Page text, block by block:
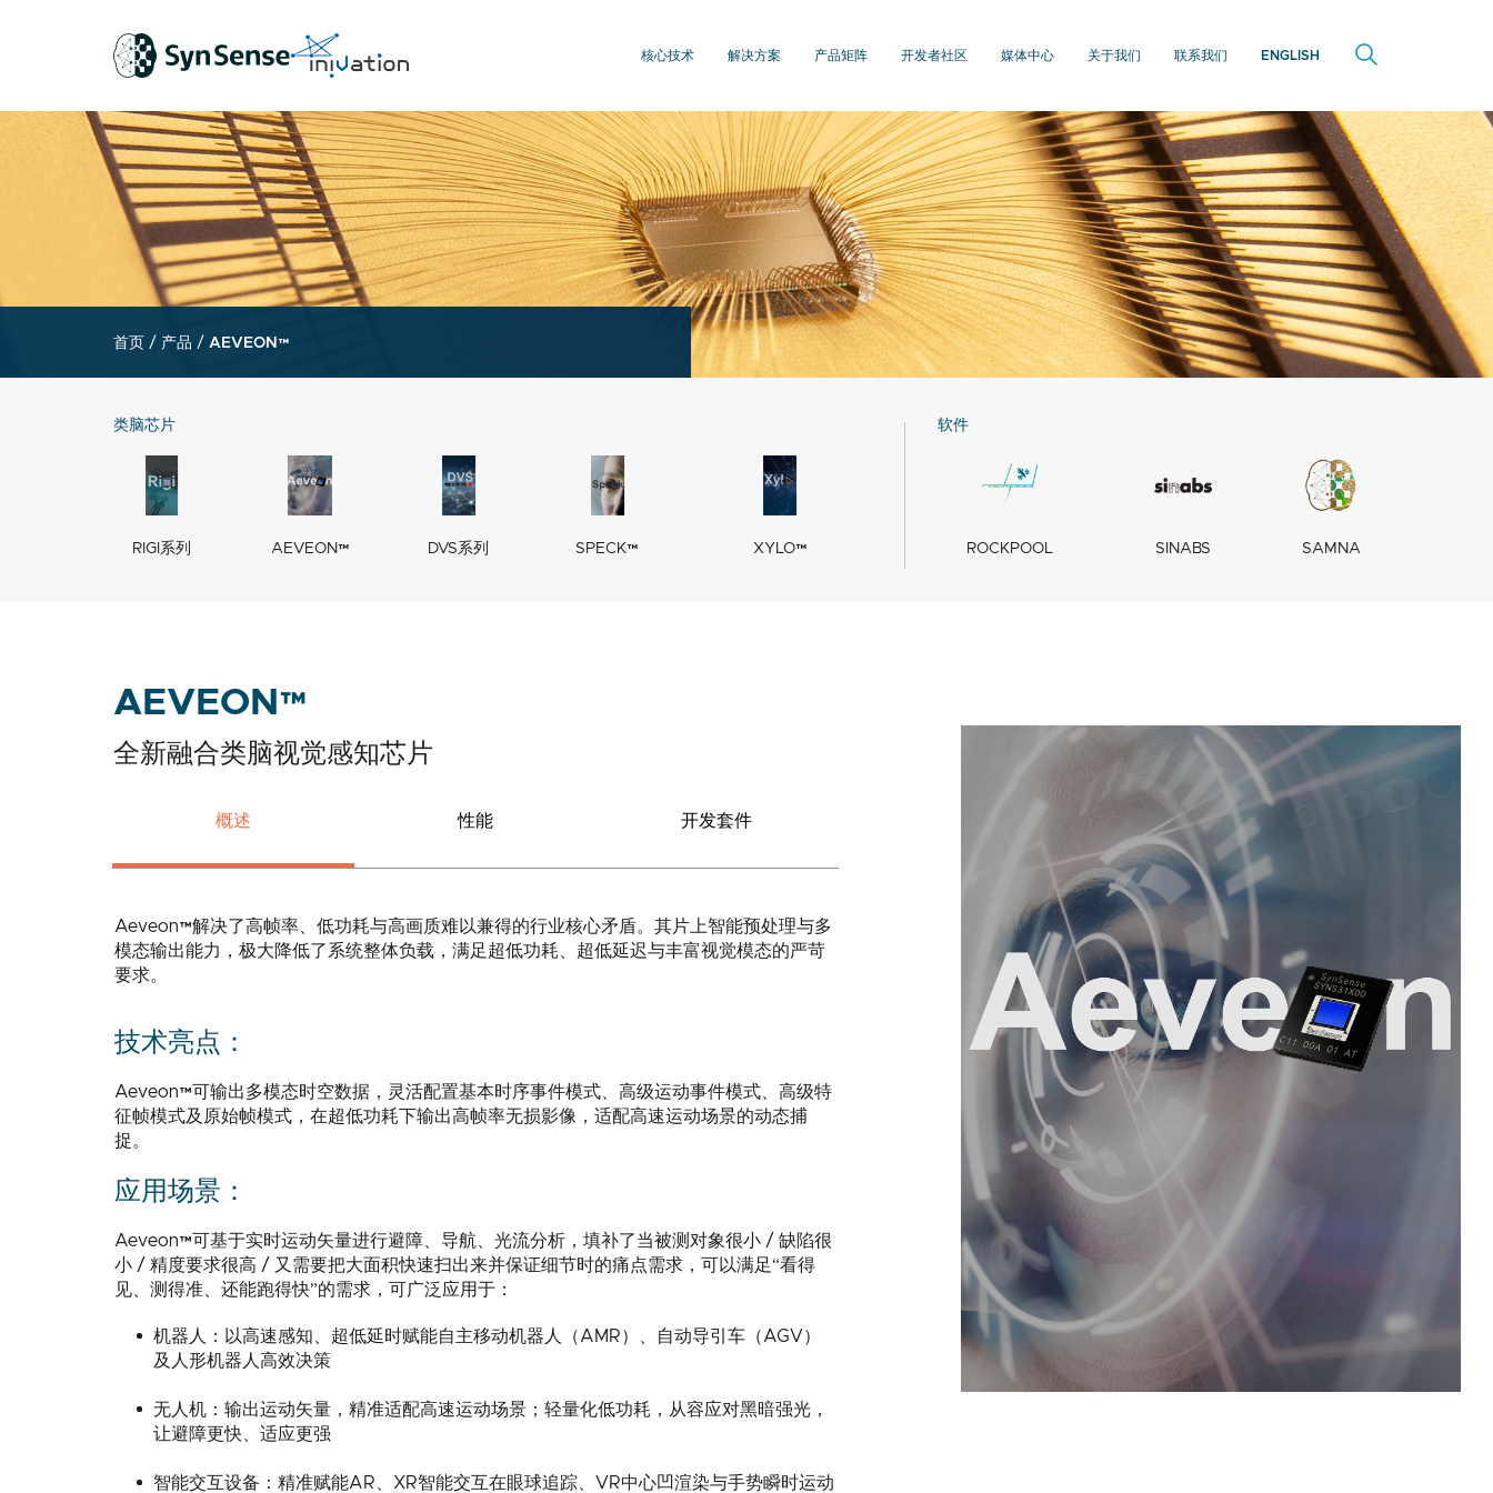
核心技术 解决方案 产品矩阵 开发者社区 媒体中心 关于我们 联系我们 ENGLISH
首页 / 产品 / AEVEON™
RIGI系列 AEVEON™ DVS系列 SPECK™ XYLO™ ROCKPOOL SINABS SAMNA
AEVEON™
全新融合类脑视觉感知芯片
概述 性能 开发套件
Aeveon™解决了高帧率、低功耗与高画质难以兼得的行业核心矛盾。其片上智能预处理与多
模态输出能力，极大降低了系统整体负载，满足超低功耗、超低延迟与丰富视觉模态的严苛
要求。
技术亮点：
Aeveon™可输出多模态时空数据，灵活配置基本时序事件模式、高级运动事件模式、高级特
征帧模式及原始帧模式，在超低功耗下输出高帧率无损影像，适配高速运动场景的动态捕
捉。
应用场景：
Aeveon™可基于实时运动矢量进行避障、导航、光流分析，填补了当被测对象很小 / 缺陷很
小 / 精度要求很高 / 又需要把大面积快速扫出来并保证细节时的痛点需求，可以满足“看得
见、测得准、还能跑得快”的需求，可广泛应用于：
• 机器人： 以高速感知、超低延时赋能自主移动机器人（AMR）、自动导引车（AGV）
及人形机器人高效决策
• 无人机： 输出运动矢量，精准适配高速运动场景；轻量化低功耗，从容应对黑暗强光，
让避障更快、适应更强
• 智能交互设备： 精准赋能AR、XR智能交互在眼球追踪、VR中心凹渲染与手势瞬时运动